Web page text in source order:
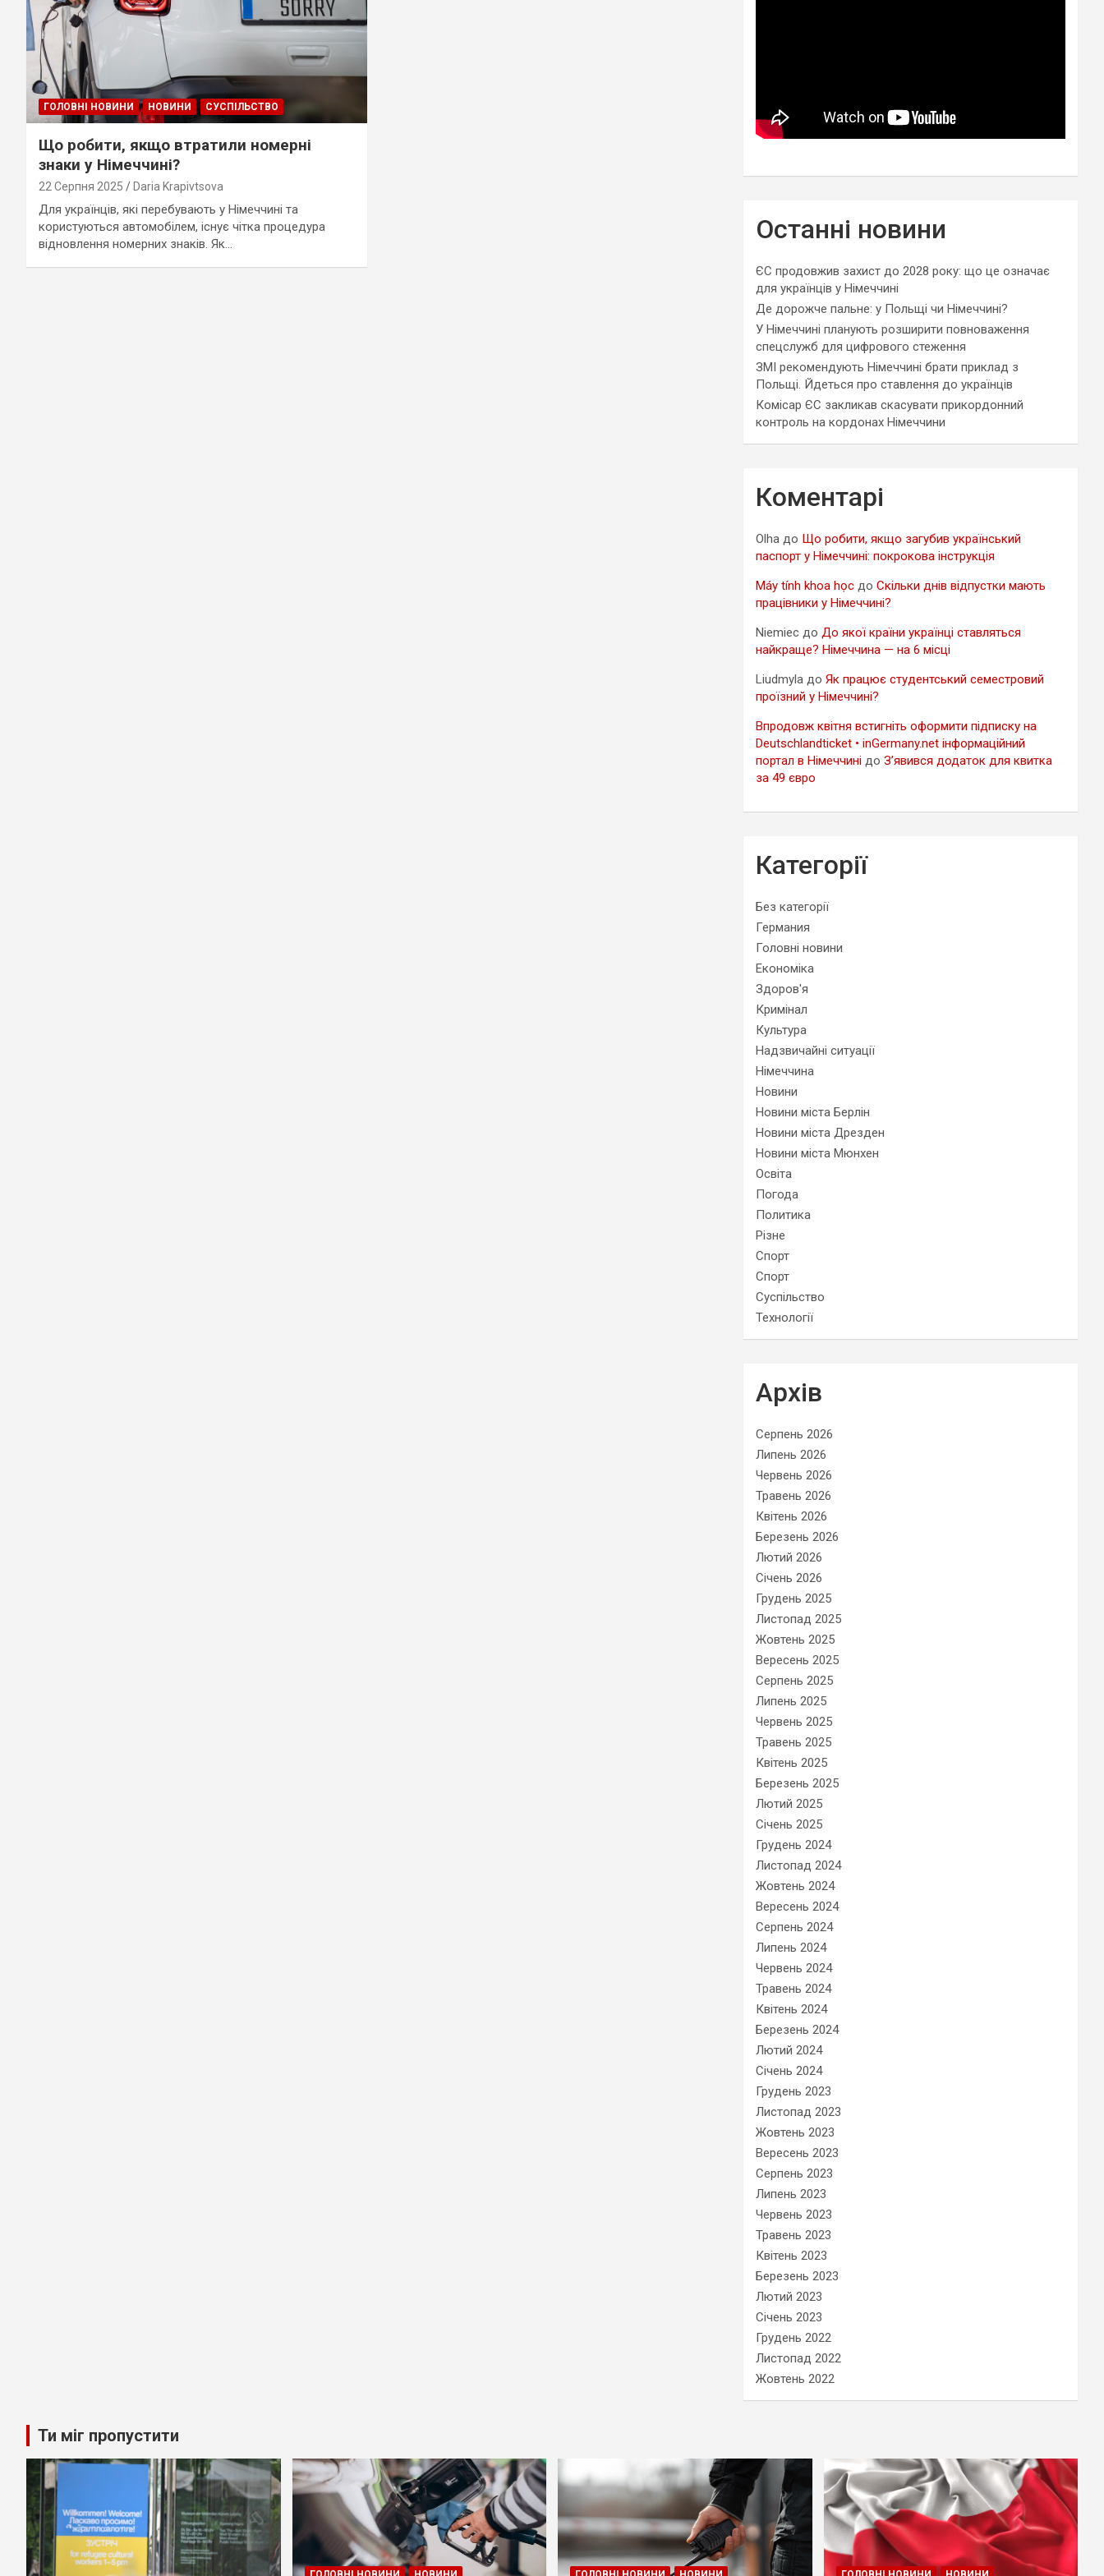
ГОЛОВНІ НОВИНИ НОВИНИ СУСПІЛЬСТВО
Що робити, якщо втратили номерні
знаки у Німеччині?
22 Серпня 2025 Daria Krapivtsova
Для українців, які перебувають у Німеччині та
користуються автомобілем, існує чітка процедура
відновлення номерних знаків. Як…
Останні новини
ЄС продовжив захист до 2028 року: що це означає
для українців у Німеччині
Де дорожче пальне: у Польщі чи Німеччині?
У Німеччині планують розширити повноваження
спецслужб для цифрового стеження
ЗМІ рекомендують Німеччині брати приклад з
Польщі. Йдеться про ставлення до українців
Комісар ЄС закликав скасувати прикордонний
контроль на кордонах Німеччини
Коментарі
Olha до Що робити, якщо загубив український
паспорт у Німеччині: покрокова інструкція
Máy tính khoa học доСкільки днів відпустки мають
працівники у Німеччині?
Niemiec доДо якої країни українці ставляться
найкраще? Німеччина — на 6 місці
Liudmyla доЯк працює студентський семестровий
проїзний у Німеччині?
Впродовж квітня встигніть оформити підписку на
Deutschlandticket • inGermany.net інформаційний
портал в Німеччині доЗ’явився додаток для квитка
за 49 євро
Категорії
Без категорії
Германия
Головні новини
Економіка
Здоров'я
Кримінал
Культура
Надзвичайні ситуації
Німеччина
Новини
Новини міста Берлін
Новини міста Дрезден
Новини міста Мюнхен
Освіта
Погода
Политика
Різне
Спорт
Спорт
Суспільство
Технології
Архів
Серпень 2026
Липень 2026
Червень 2026
Травень 2026
Квітень 2026
Березень 2026
Лютий 2026
Січень 2026
Грудень 2025
Листопад 2025
Жовтень 2025
Вересень 2025
Серпень 2025
Липень 2025
Червень 2025
Травень 2025
Квітень 2025
Березень 2025
Лютий 2025
Січень 2025
Грудень 2024
Листопад 2024
Жовтень 2024
Вересень 2024
Серпень 2024
Липень 2024
Червень 2024
Травень 2024
Квітень 2024
Березень 2024
Лютий 2024
Січень 2024
Грудень 2023
Листопад 2023
Жовтень 2023
Вересень 2023
Серпень 2023
Липень 2023
Червень 2023
Травень 2023
Квітень 2023
Березень 2023
Лютий 2023
Січень 2023
Грудень 2022
Листопад 2022
Жовтень 2022
Ти міг пропустити